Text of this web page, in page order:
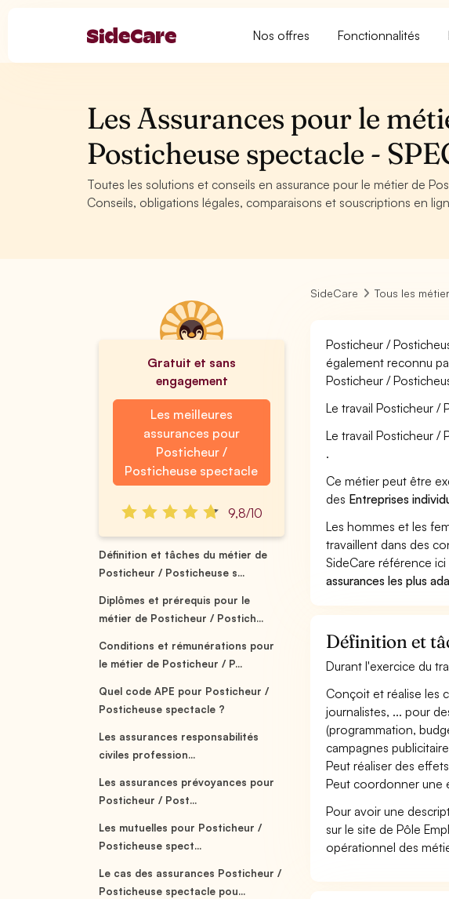
Nos offres Fonctionnalités
Les Assurances pour le
Posticheuse spectacle -
Toutes les solutions et conseils en assurance pour le métier de
Conseils, obligations légales, comparaisons et souscriptions en
Gratuit et sans
engagement
Les meilleures
assurances pour
Posticheur /
Posticheuse spectacle
9,8/10
Définition et tâches du métier de
Posticheur / Posticheuse s...
Diplômes et prérequis pour le
métier de Posticheur / Postich...
Conditions et rémunérations pour
le métier de Posticheur / P...
Quel code APE pour Posticheur /
Posticheuse spectacle ?
Les assurances responsabilités
civiles profession...
Les assurances prévoyances pour
Posticheur / Post...
Les mutuelles pour Posticheur /
Posticheuse spect...
Le cas des assurances Posticheur /
Posticheuse spectacle pou...
SideCare Tous les
Posticheur /
également reconnu
Posticheur /
Le travail Posticheur /
Le travail Posticheur /
.
Ce métier peut être
des Entreprises
Les hommes et les
travaillent dans des
SideCare référence
assurances les plus
Définition et
Durant l'exercice du
Conçoit et réalise les
journalistes, ... pour
(programmation,
campagnes
Peut réaliser des
Peut coordonner une
Pour avoir une
sur le site de Pôle
opérationnel des